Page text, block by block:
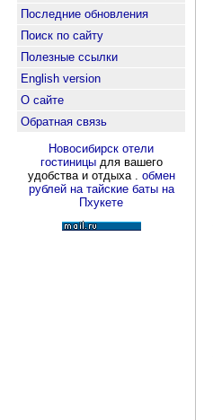
Последние обновления
Поиск по сайту
Полезные ссылки
English version
О сайте
Обратная связь
Новосибирск отели
гостиницыдля вашего
удобства и отдыха . обмен
рублей на тайские баты на
Пхукете